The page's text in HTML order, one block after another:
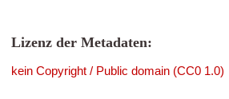
Lizenz der Metadaten:
kein Copyright / Public domain (CC0 1.0)